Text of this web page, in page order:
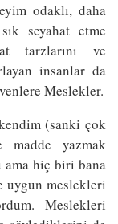
odaklı, daha
seyahat etme
tarzlarını ve
insanlar da
Meslekler.
(sanki çok
yazmak
ama hiç biri bana
uygun meslekleri
Meslekleri